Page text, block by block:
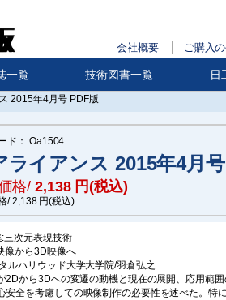
会社概要 ご購入
一覧 技術図書一覧 日
2015年4月号 PDF版
ド： Oa1504
ライアンス 2015年4月
格/ 2,138円(税込)
/ 2,138円(税込)
三次元表現技術
像から3D映像へ
ルハリウッド大学大学院/羽倉弘之
2Dから3Dへの変遷の動機と現在の展開、応用範
安全を考慮しての映像制作の必要性を述べた。特